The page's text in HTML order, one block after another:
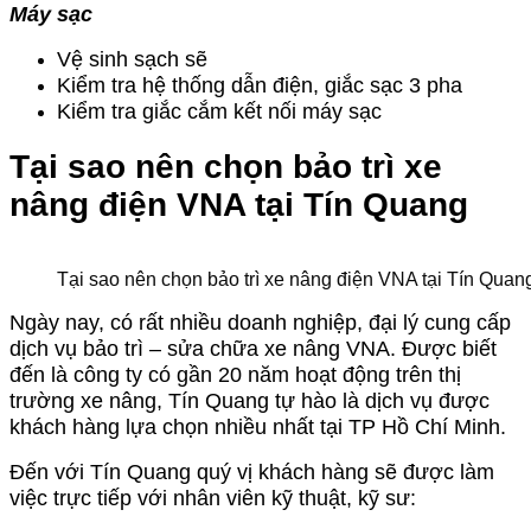
Máy sạc
Vệ sinh sạch sẽ
Kiểm tra hệ thống dẫn điện, giắc sạc 3 pha
Kiểm tra giắc cắm kết nối máy sạc
Tại sao nên chọn bảo trì xe
nâng điện VNA tại Tín Quang
Tại sao nên chọn bảo trì xe nâng điện VNA tại Tín
Ngày nay, có rất nhiều doanh nghiệp, đại lý cung cấp
dịch vụ bảo trì – sửa chữa xe nâng VNA. Được biết
đến là công ty có gần 20 năm hoạt động trên thị
trường xe nâng, Tín Quang tự hào là dịch vụ được
khách hàng lựa chọn nhiều nhất tại TP Hồ Chí Minh.
Đến với Tín Quang quý vị khách hàng sẽ được làm
việc trực tiếp với nhân viên kỹ thuật, kỹ sư: